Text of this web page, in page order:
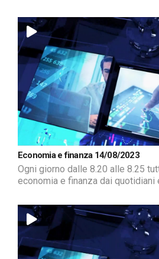
Economia e finanza 14/08/2023
Ogni giorno dalle 8.20 alle 8.25
economia e finanza dai